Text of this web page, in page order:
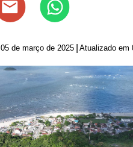
05 de março de 2025 Atualizado em